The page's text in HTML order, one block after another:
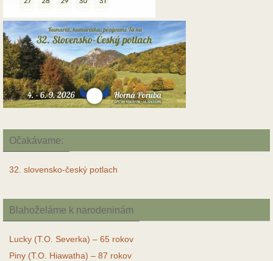
Očakávame:
32. slovensko-český potlach
Blahoželáme k narodeninám
Lucky (T.O. Severka) – 65 rokov
Piny (T.O. Hiawatha) – 87 rokov